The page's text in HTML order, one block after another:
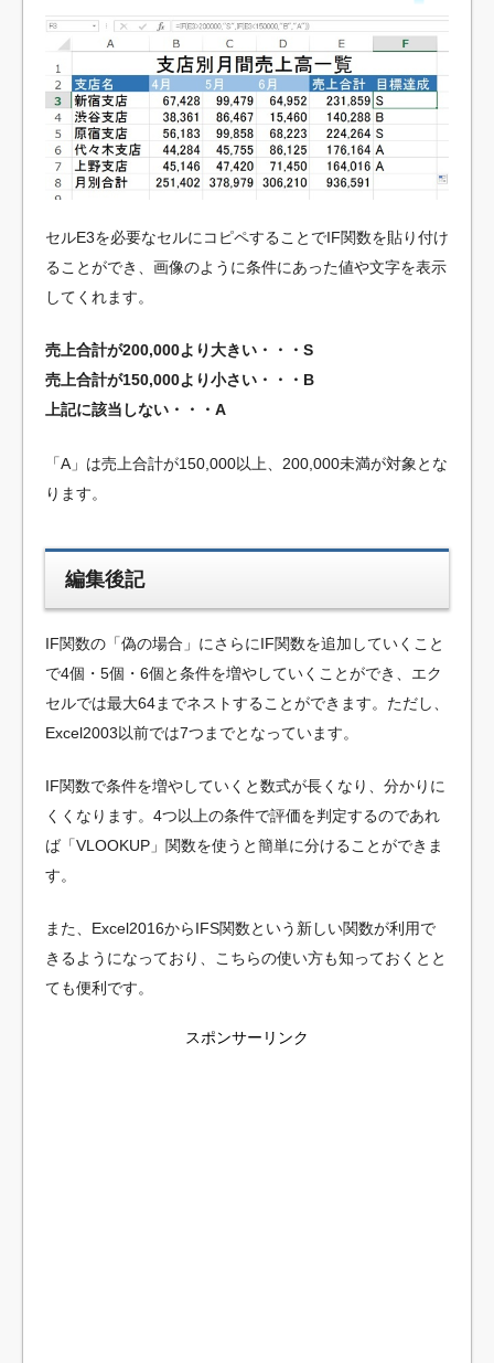
セルE3を必要なセルにコピペすることでIF関数を貼り付け
ることができ、画像のように条件にあった値や文字を表示
してくれます。
売上合計が200,000より大きい・・・S
売上合計が150,000より小さい・・・B
上記に該当しない・・・A
「A」は売上合計が150,000以上、200,000未満が対象とな
ります。
編集後記
IF関数の「偽の場合」にさらにIF関数を追加していくこと
で4個・5個・6個と条件を増やしていくことができ、エク
セルでは最大64までネストすることができます。ただし、
Excel2003以前では7つまでとなっています。
IF関数で条件を増やしていくと数式が長くなり、分かりに
くくなります。4つ以上の条件で評価を判定するのであれ
ば「VLOOKUP」関数を使うと簡単に分けることができま
す。
また、Excel2016からIFS関数という新しい関数が利用で
きるようになっており、こちらの使い方も知っておくとと
ても便利です。
スポンサーリンク